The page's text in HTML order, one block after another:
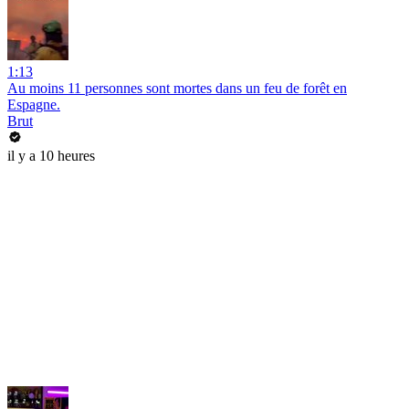
1:13
Au moins 11 personnes sont mortes dans un feu de forêt en
Espagne.
Brut
il y a 10 heures